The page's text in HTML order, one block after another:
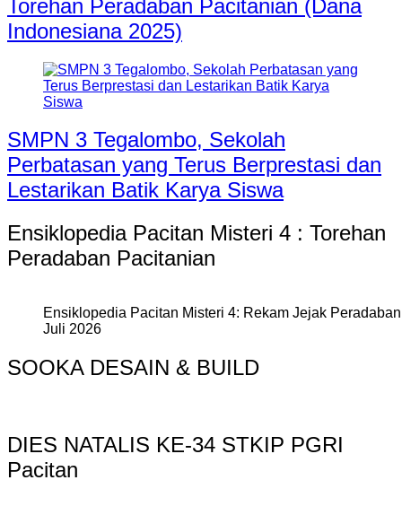
Torehan Peradaban Pacitanian (Dana
Indonesiana 2025)
SMPN 3 Tegalombo, Sekolah
Perbatasan yang Terus Berprestasi dan
Lestarikan Batik Karya Siswa
Ensiklopedia Pacitan Misteri 4 : Torehan
Peradaban Pacitanian
Ensiklopedia Pacitan Misteri 4: Rekam Jejak
Juli 2026
SOOKA DESAIN & BUILD
DIES NATALIS KE-34 STKIP PGRI
Pacitan